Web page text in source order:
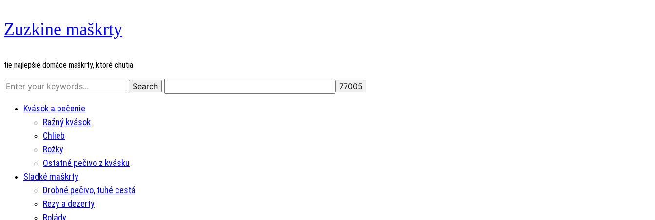
Zuzkine maškrty
tie najlepšie domáce maškrty, ktoré chutia
Kvások a pečenie
Ražný kvások
Chlieb
Rožky
Ostatné pečivo z kvásku
Sladké maškrty
Drobné pečivo, tuhé cestá
Rezy a dezerty
Rolády